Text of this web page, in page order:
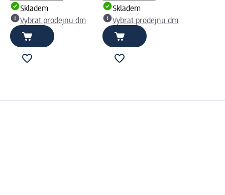
Skladem
Vybrat prodejnu dm
Skladem
Vybrat prodejnu dm